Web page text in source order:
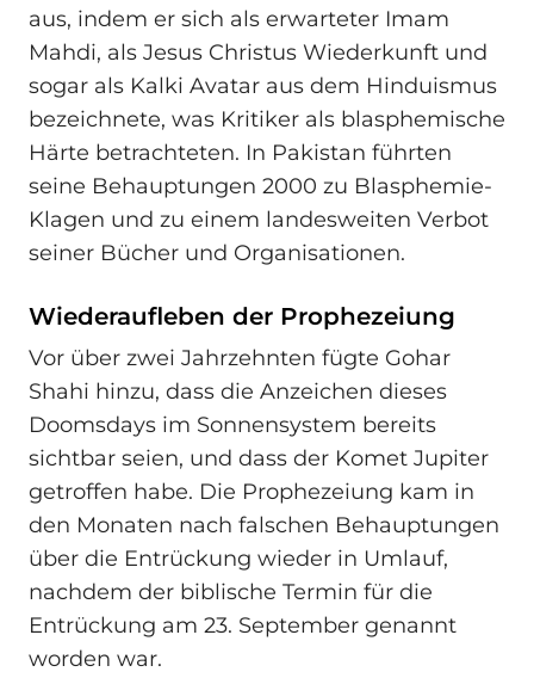
aus, indem er sich als erwarteter Imam
Mahdi, als Jesus Christus Wiederkunft und
sogar als Kalki Avatar aus dem Hinduismus
bezeichnete, was Kritiker als blasphemische
Härte betrachteten. In Pakistan führten
seine Behauptungen 2000 zu Blasphemie-
Klagen und zu einem landesweiten Verbot
seiner Bücher und Organisationen.
Wiederaufleben der Prophezeiung
Vor über zwei Jahrzehnten fügte Gohar
Shahi hinzu, dass die Anzeichen dieses
Doomsdays im Sonnensystem bereits
sichtbar seien, und dass der Komet Jupiter
getroffen habe. Die Prophezeiung kam in
den Monaten nach falschen Behauptungen
über die Entrückung wieder in Umlauf,
nachdem der biblische Termin für die
Entrückung am 23. September genannt
worden war.